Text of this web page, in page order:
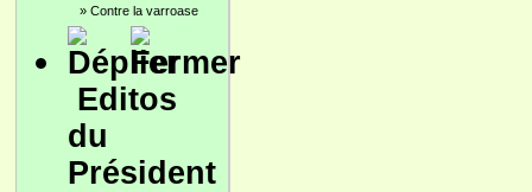
» Contre la varroase
Editos
du
Président